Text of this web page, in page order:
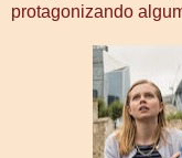
protagonizando